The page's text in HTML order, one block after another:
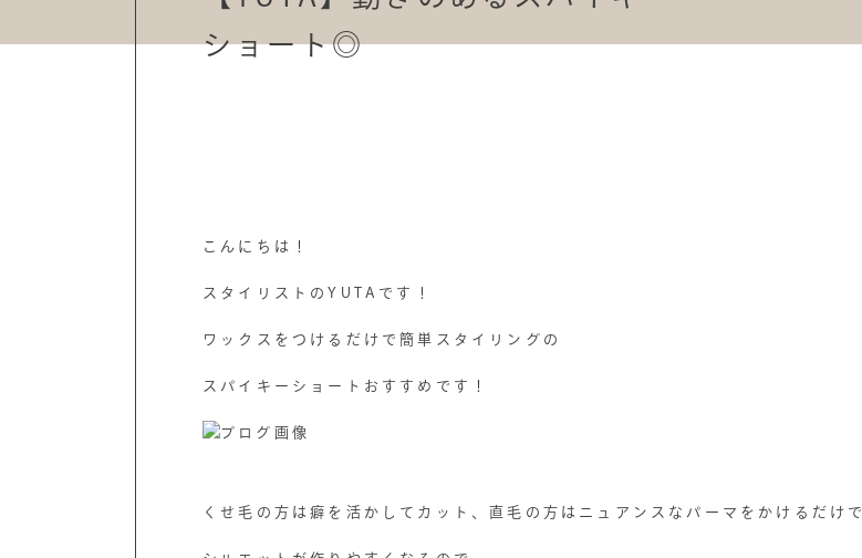
ショート◎
こんにちは！
スタイリストのYUTAです！
ワックスをつけるだけで簡単スタイリングの
スパイキーショートおすすめです！
くせ毛の方は癖を活かしてカット、直毛の方はニュアンスなパーマをかけるだけで